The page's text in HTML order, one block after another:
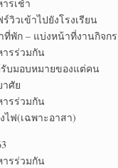
รเช้า
วิวเข้าไปยังโรงเรียน
ที่พัก – แบ่งหน้าที่งานกิจก
ารร่วมกัน
รับมอบหมายของแต่คน
าศัย
ารร่วมกัน
ไฟ(เฉพาะอาสา)
ารร่วมกัน